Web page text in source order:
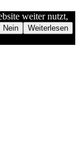
weiter nutzt,
Nein Weiterlesen